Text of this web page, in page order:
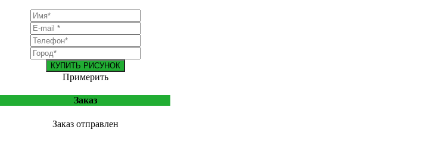
КУПИТЬ РИСУНОК
Примерить
Заказ
Заказ отправлен